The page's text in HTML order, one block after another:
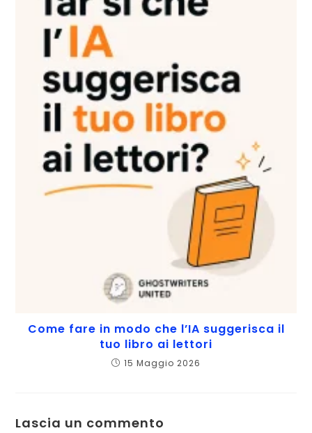
Come fare in modo che l’IA suggerisca il
tuo libro ai lettori
15 Maggio 2026
Lascia un commento